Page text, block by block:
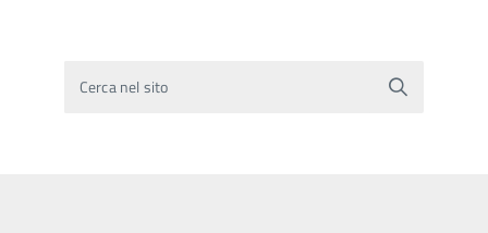
Cerca nel sito